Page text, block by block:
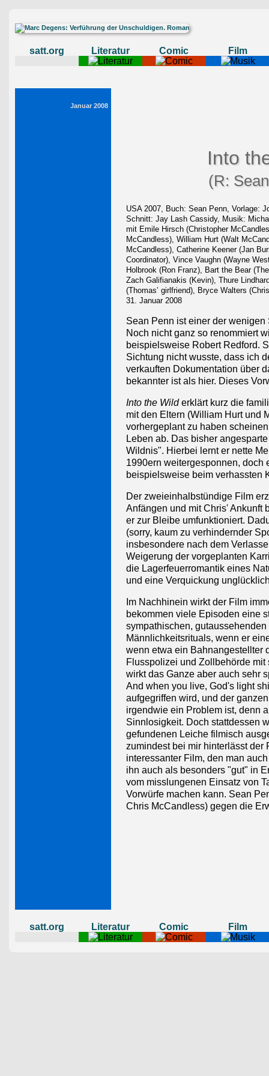
satt.org Literatur Comic Film
Januar 2008
Into
(R:
USA 2007, Buch: Sean Penn, Vorlage:
Schnitt: Jay Lash Cassidy, Musik:
mit Emile Hirsch (Christopher
McCandless), William Hurt (Walt
McCandless), Catherine Keener (Jan
Coordinator), Vince Vaughn (Wayne
Holbrook (Ron Franz), Bart the Bear
Zach Galifianakis (Kevin), Thure
(Thomas’ girlfriend), Bryce Walters
31. Januar 2008
Sean Penn ist einer der
Noch nicht ganz so renommiert
beispielsweise Robert Redford.
Sichtung nicht wusste, dass ich
verkauften Dokumentation über
bekannter ist als hier. Dieses
Into the Wilderklärt kurz die
mit den Eltern (William Hurt und
vorhergeplant zu haben
Leben ab. Das bisher
Wildnis". Hierbei lernt er nette
1990ern weitergesponnen, doch
beispielsweise beim verhassten
Der zweieinhalbstündige Film
Anfängen und mit Chris' Ankunft
er zur Bleibe umfunktioniert.
(sorry, kaum zu verhindernder
insbesondere nach dem
Weigerung der vorgeplanten
die Lagerfeuerromantik eines
und eine Verquickung
Im Nachhinein wirkt der Film
bekommen viele Episoden eine
sympathischen,
Männlichkeitsrituals, wenn er
wenn etwa ein Bahnangestellter
Flusspolizei und Zollbehörde
wirkt das Ganze aber auch sehr
And when you live, God's light
aufgegriffen wird, und der
irgendwie ein Problem ist, denn
Sinnlosigkeit. Doch stattdessen
gefundenen Leiche filmisch
zumindest bei mir hinterlässt
interessanter Film, den man
ihn auch als besonders "gut" in
vom misslungenen Einsatz von
Vorwürfe machen kann. Sean
Chris McCandless) gegen die
satt.org Literatur Comic Film